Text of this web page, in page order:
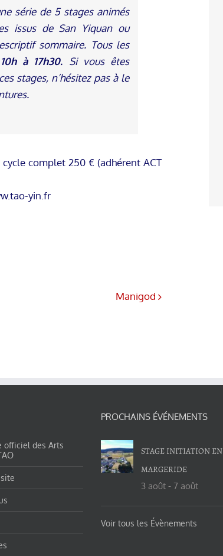
série de 5 stages animés
issus de San Yiquan ou
sommaire. Tous les
à 17h30. Si vous êtes
stages, n’hésitez pas à le
complet 250 € (adhérent ACT
yin.fr
Manigod
officiel des Arts
PROCHAINS ÉVÉNEMENTS
STAGE INITIATION EN
MARGERIDE
3 août - 7 août
Voir tous les Évènements